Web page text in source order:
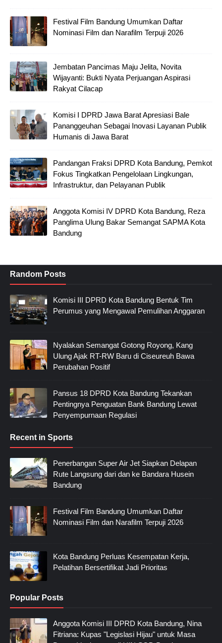
Festival Film Bandung Umumkan Daftar
Nominasi Film dan Narafilm Terpuji 2026
Jembatan Pancimas Maju Jelita, Novita
Wijayanti: Bukti Nyata Perjuangan Aspirasi
Rakyat Cilacap
Komisi I DPRD Jawa Barat Apresiasi Bale
Pananggeuhan Sebagai Inovasi Layanan Publik
Humanis di Jawa Barat
Pandangan Fraksi DPRD Kota Bandung, Pemkot
Fokus Tingkatkan Pengelolaan Lingkungan,
Infrastruktur, dan Pelayanan Publik
Anggota Komisi IV DPRD Kota Bandung, Reza
Panglima Ulung Bakar Semangat SAPMA Kota
Bandung
Random Posts
Komisi III DPRD Kota Bandung Bentuk Tim
Perumus yang Mengawal Pemulihan Anggaran
Nyalakan Semangat Gotong Royong, Kang
Ulung Ajak RT-RW Baru di Ciseureuh Bawa
Perubahan Positif
Pansus 18 DPRD Kota Bandung Tekankan
Pentingnya Penguatan Bank Bandung Lewat
Penyempurnaan Regulasi
Recent in Sports
Penerbangan Super Air Jet Siapkan Delapan
Rute Langsung dari dan ke Bandara Husein
Bandung
Festival Film Bandung Umumkan Daftar
Nominasi Film dan Narafilm Terpuji 2026
Kota Bandung Perluas Kesempatan Kerja,
Pelatihan Bersertifikat Jadi Prioritas
Popular Posts
Anggota Komisi III DPRD Kota Bandung, Nina
Fitriana: Kupas "Legislasi Hijau" untuk Masa